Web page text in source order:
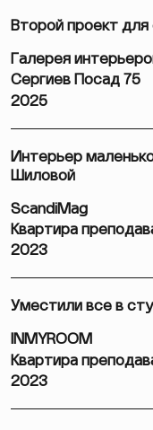
Второй проект
Галерея
Сергиев Посад 75
2025
Интерьер
Шиловой
ScandiMag
Квартира
2023
Уместили все в
INMYROOM
Квартира
2023